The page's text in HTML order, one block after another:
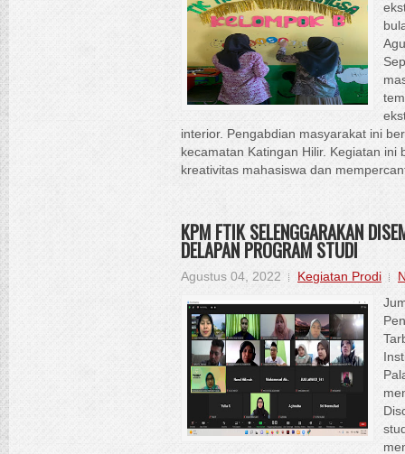
interior. Pengabdian masyarakat ini
kecamatan Katingan Hilir. Kegiatan ini
kreativitas mahasiswa dan
KPM FTIK SELENGGARAKAN
DELAPAN PROGRAM STUDI
Agustus 04, 2022 Kegiatan Prodi